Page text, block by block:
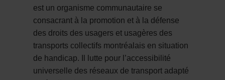
est un organisme communautaire se
consacrant à la promotion et à la défense
des droits des usagers et usagères des
transports collectifs montréalais en situation
de handicap. Il lutte pour l’accessibilité
universelle des réseaux de transport adapté